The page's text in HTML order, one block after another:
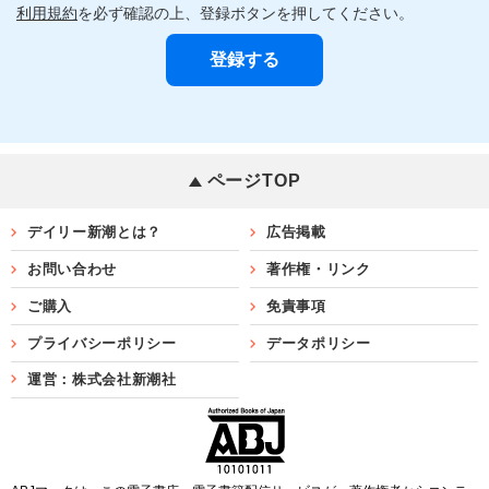
利用規約を必ず確認の上、登録ボタンを押してください。
ページTOP
デイリー新潮とは？ 広告掲載
お問い合わせ 著作権・リンク
ご購入 免責事項
プライバシーポリシー データポリシー
運営：株式会社新潮社